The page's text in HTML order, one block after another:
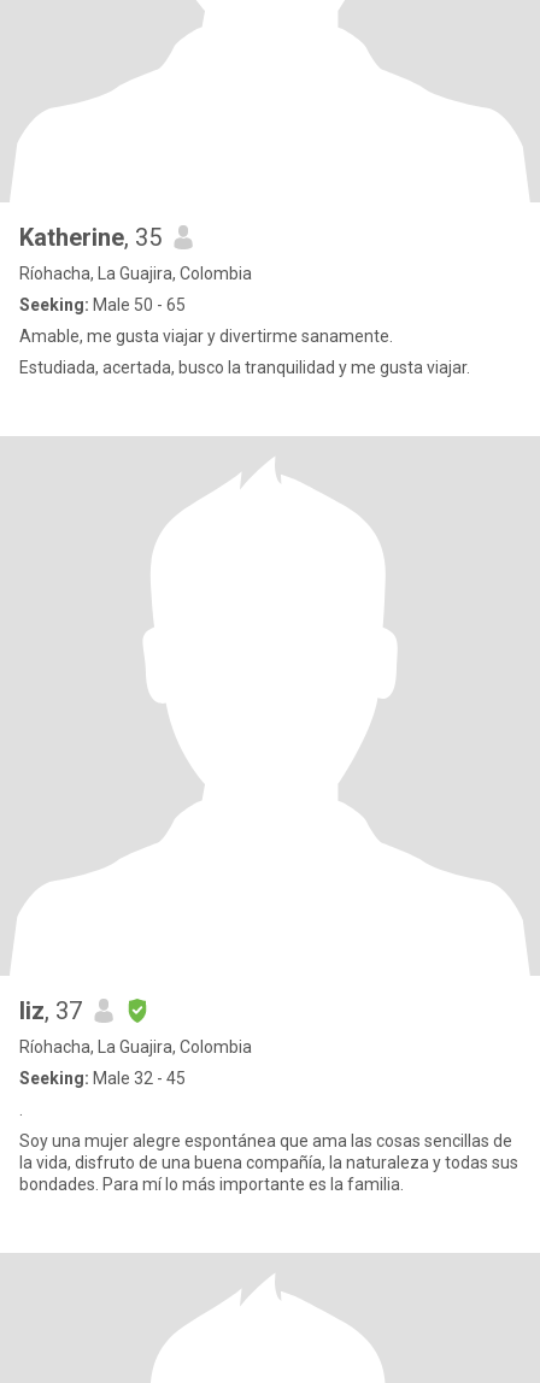
Katherine, 35
Ríohacha, La Guajira, Colombia
Seeking: Male 50 - 65
Amable, me gusta viajar y divertirme sanamente.
Estudiada, acertada, busco la tranquilidad y me gusta viajar.
liz, 37
Ríohacha, La Guajira, Colombia
Seeking: Male 32 - 45
Soy una mujer alegre espontánea que ama las cosas sencillas de
la vida, disfruto de una buena compañía, la naturaleza y todas sus
bondades. Para mí lo más importante es la familia.